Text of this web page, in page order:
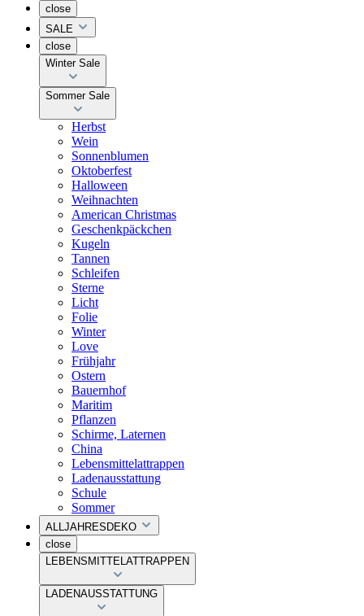
close
SALE
close
Winter Sale
Sommer Sale
Herbst
Wein
Sonnenblumen
Oktoberfest
Halloween
Weihnachten
American Christmas
Geschenkpäckchen
Kugeln
Tannen
Schleifen
Sterne
Licht
Folie
Winter
Love
Frühjahr
Ostern
Bauernhof
Maritim
Pflanzen
Schirme, Laternen
China
Lebensmittelattrappen
Ladenausstattung
Schule
Sommer
ALLJAHRESDEKO
close
LEBENSMITTELATTRAPPEN
LADENAUSSTATTUNG